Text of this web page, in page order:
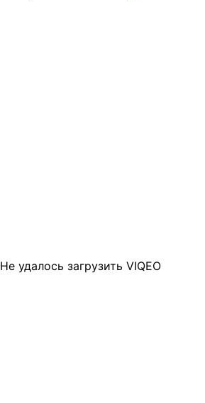
Не удалось загрузить VIQEO